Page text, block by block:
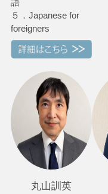
語
５．Japanese for
foreigners
丸山訓英